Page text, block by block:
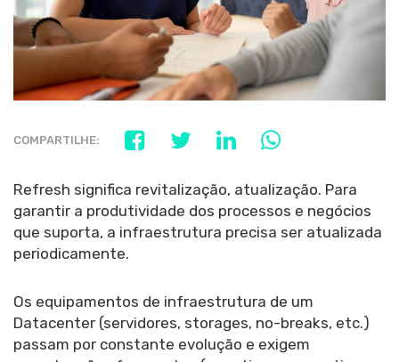
COMPARTILHE:
Refresh significa revitalização, atualização. Para
garantir a produtividade dos processos e negócios
que suporta, a infraestrutura precisa ser atualizada
periodicamente.
Os equipamentos de infraestrutura de um
Datacenter (servidores, storages, no-breaks, etc.)
passam por constante evolução e exigem